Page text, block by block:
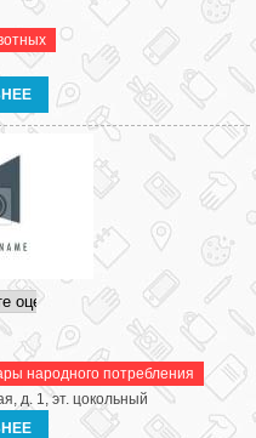
народного потребления
д. 1, эт. цокольный